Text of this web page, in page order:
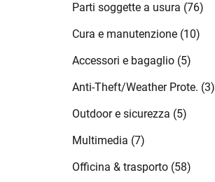
Parti soggette a usura (76)
Cura e manutenzione (10)
Accessori e bagaglio (5)
Anti-Theft/Weather Prote. (3)
Outdoor e sicurezza (5)
Multimedia (7)
Officina & trasporto (58)